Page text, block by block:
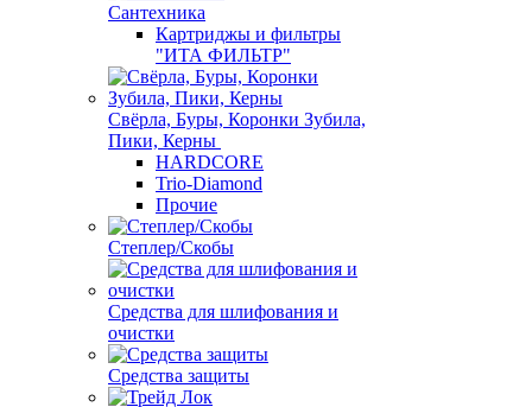
Сантехника
Картриджы и фильтры
"ИТА ФИЛЬТР"
Свёрла, Буры, Коронки Зубила,
Пики, Керны
HARDCORE
Trio-Diamond
Прочие
Степлер/Скобы
Средства для шлифования и
очистки
Средства защиты